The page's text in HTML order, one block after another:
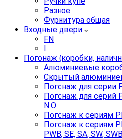
Разное
Фурнитура общая
Входные двери
FN
I
Погонаж (коробки,
Алюминиевые
Скрытый
Погонаж для серии
Погонаж для серий
N.O
Погонаж к сериям
Погонаж к сериям
PWB, SE, SA, SW, SWB